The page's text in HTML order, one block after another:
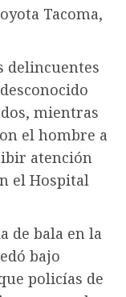
Tacoma,
delincuentes
mientras
el hombre a
atención
el Hospital
de bala en la
bajo
policías de